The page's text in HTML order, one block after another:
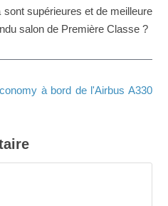
supérieures et de meilleure
salon de Première Classe ?
à bord de l'Airbus A330